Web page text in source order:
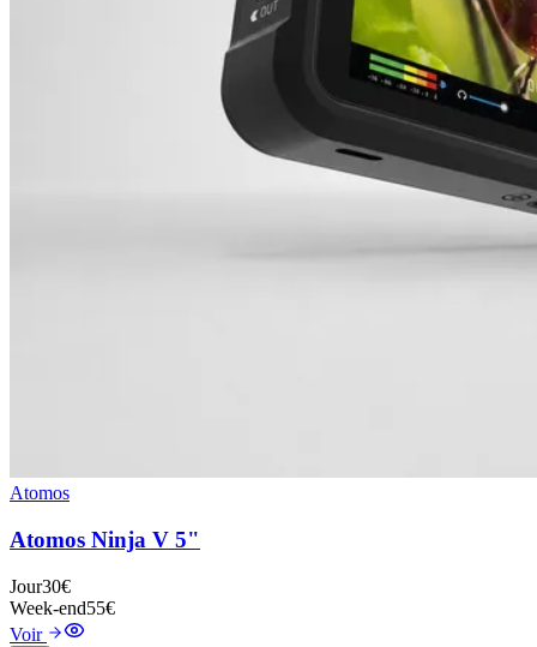
Atomos
Atomos Ninja V 5"
Jour30€
Week-end55€
Voir